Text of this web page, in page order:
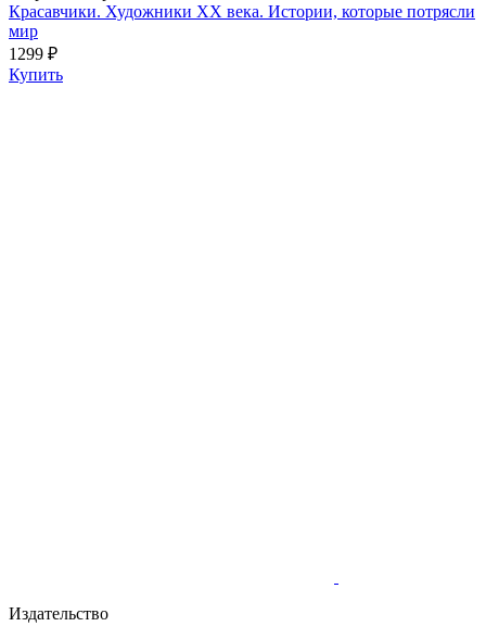
Красавчики. Художники XX века. Истории, которые потрясли
мир
1299 ₽
Купить
Издательство